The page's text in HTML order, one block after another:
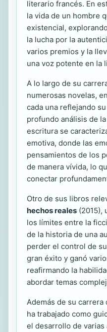
literario francés. En
la vida de un hombre
existencial,
la lucha por la
varios premios y la
una voz potente en la
A lo largo de su
numerosas novelas,
cada una reflejando
profundo análisis de
escritura se
emotiva, donde las
pensamientos de los
de manera vívida, lo
conectar
Otro de sus libros
hechos reales (2015),
los límites entre la
de la historia de una
perder el control de
gran éxito y ganó
reafirmando la
abordar temas
Además de su carrera
ha trabajado como
el desarrollo de varias